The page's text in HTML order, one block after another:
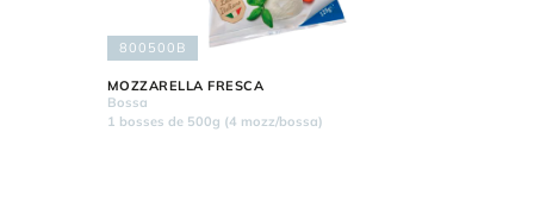
800500B
MOZZARELLA FRESCA
Bossa
1 bosses de 500g (4 mozz/bossa)